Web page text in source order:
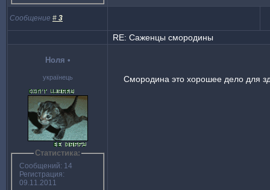
Сообщение # 3
RE: Саженцы смородины
Ноля •
українець
Статистика:
Сообщений: 14
Регистрация:
09.11.2011
Смородина это хорошее дело для